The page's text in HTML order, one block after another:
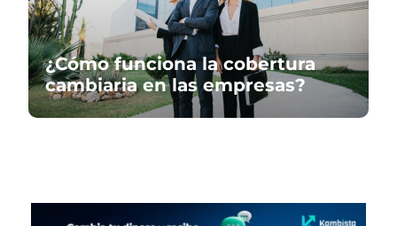
¿Cómo funciona la cobertura
cambiaria en las empresas?